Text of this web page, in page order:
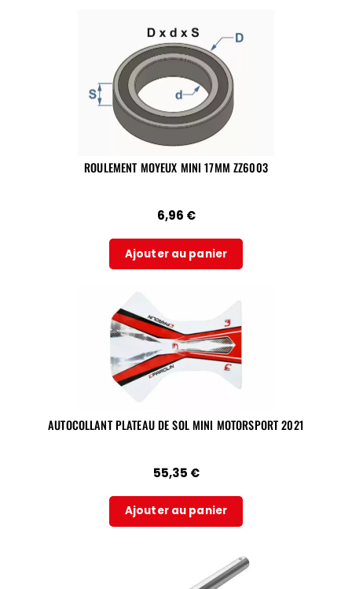
ROULEMENT MOYEUX MINI 17MM ZZ6003
6,96 €
Ajouter au panier
AUTOCOLLANT PLATEAU DE SOL MINI MOTORSPORT 2021
55,35 €
Ajouter au panier